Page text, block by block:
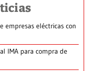
empresas eléctricas con
IMA para compra de